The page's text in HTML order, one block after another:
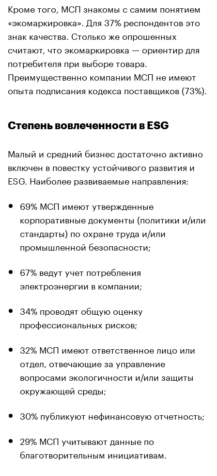
Кроме того, МСП знакомы с самим понятием
«экомаркировка». Для 37% респондентов это
знак качества. Столько же опрошенных
считают, что экомаркировка — ориентир для
потребителя при выборе товара.
Преимущественно компании МСП не имеют
опыта подписания кодекса поставщиков (73%).
Степень вовлеченности в ESG
Малый и средний бизнес достаточно активно
включен в повестку устойчивого развития и
ESG. Наиболее развиваемые направления:
69% МСП имеют утвержденные
корпоративные документы (политики и/или
стандарты) по охране труда и/или
промышленной безопасности;
67% ведут учет потребления
электроэнергии в компании;
34% проводят общую оценку
профессиональных рисков;
32% МСП имеют ответственное лицо или
отдел, отвечающие за управление
вопросами экологичности и/или защиты
окружающей среды;
30% публикуют нефинансовую отчетность;
29% МСП учитывают данные по
благотворительным инициативам.